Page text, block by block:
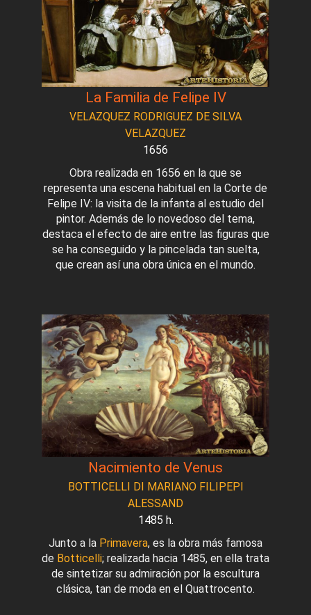
La Familia de Felipe IV
VELAZQUEZ RODRIGUEZ DE SILVA
VELAZQUEZ
1656
Obra realizada en 1656 en la que se
representa una escena habitual en la Corte de
Felipe IV: la visita de la infanta al estudio del
pintor. Además de lo novedoso del tema,
destaca el efecto de aire entre las figuras que
se ha conseguido y la pincelada tan suelta,
que crean así una obra única en el mundo.
Nacimiento de Venus
BOTTICELLI DI MARIANO FILIPEPI
ALESSAND
1485 h.
Junto a la Primavera, es la obra más famosa
de Botticelli; realizada hacia 1485, en ella trata
de sintetizar su admiración por la escultura
clásica, tan de moda en el Quattrocento.